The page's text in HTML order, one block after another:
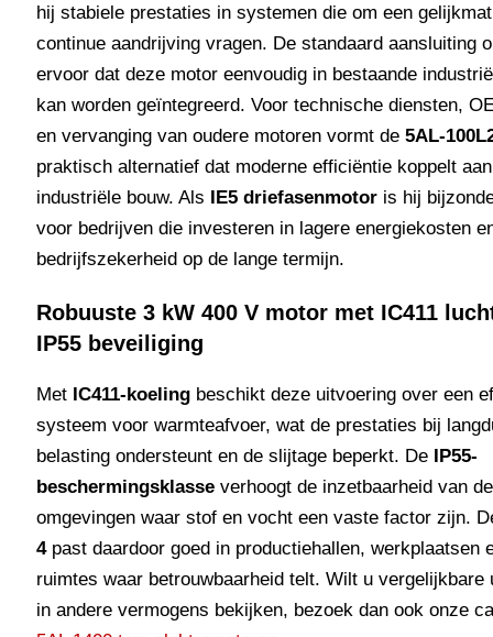
hij stabiele prestaties in systemen die om een
continue aandrijving vragen. De standaard aansluiting
ervoor dat deze motor eenvoudig in bestaande
kan worden geïntegreerd. Voor technische diensten,
en vervanging van oudere motoren vormt de 5AL-
praktisch alternatief dat moderne efficiëntie koppelt
industriële bouw. Als IE5 driefasenmotor is hij
voor bedrijven die investeren in lagere energiekosten
bedrijfszekerheid op de lange termijn.
Robuuste 3 kW 400 V motor met IC411
IP55 beveiliging
Met IC411-koeling beschikt deze uitvoering over een
systeem voor warmteafvoer, wat de prestaties bij
belasting ondersteunt en de slijtage beperkt. De
IP55-
beschermingsklasse verhoogt de inzetbaarheid van
omgevingen waar stof en vocht een vaste factor zijn.
4past daardoor goed in productiehallen, werkplaatsen
ruimtes waar betrouwbaarheid telt. Wilt u vergelijkbare
in andere vermogens bekijken, bezoek dan ook onze